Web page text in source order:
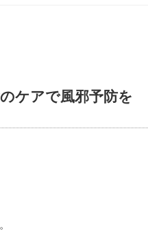
ケアで風邪予防を